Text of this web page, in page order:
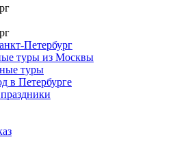
Петербург
туры из Москвы
туры
в Петербурге